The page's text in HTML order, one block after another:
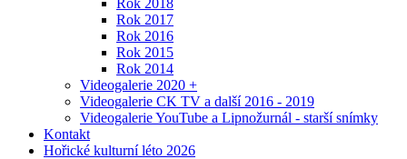
Rok 2018
Rok 2017
Rok 2016
Rok 2015
Rok 2014
Videogalerie 2020 +
Videogalerie CK TV a další 2016 - 2019
Videogalerie YouTube a Lipnožurnál - starší snímky
Kontakt
Hořické kulturní léto 2026